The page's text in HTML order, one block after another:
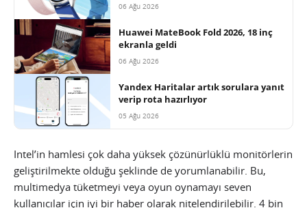
06 Ağu 2026
Huawei MateBook Fold 2026, 18 inç
ekranla geldi
06 Ağu 2026
Yandex Haritalar artık sorulara yanıt
verip rota hazırlıyor
05 Ağu 2026
Intel’in hamlesi çok daha yüksek çözünürlüklü monitörlerin
geliştirilmekte olduğu şeklinde de yorumlanabilir. Bu,
multimedya tüketmeyi veya oyun oynamayı seven
kullanıcılar için iyi bir haber olarak nitelendirilebilir. 4 bin